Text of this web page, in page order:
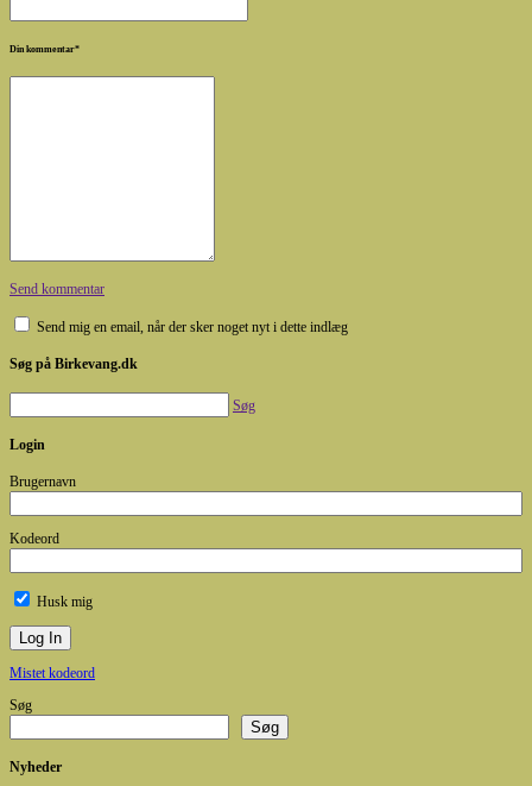
Din kommentar*
Send kommentar
Send mig en email, når der sker noget nyt i dette indlæg
Søg på Birkevang.dk
Søg
Login
Brugernavn
Kodeord
Husk mig
Mistet kodeord
Søg
Søg
Nyheder